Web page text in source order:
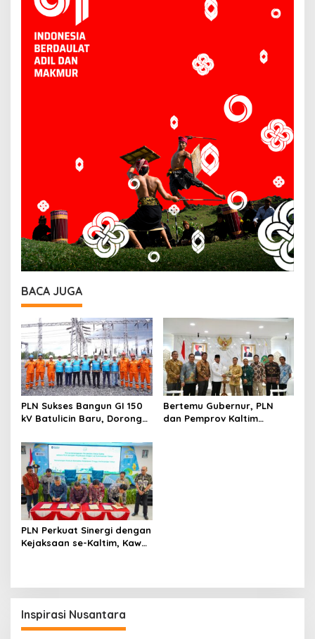
BACA JUGA
PLN Sukses Bangun GI 150
kV Batulicin Baru, Dorong
Batulicin
Bertemu Gubernur, PLN
dan Pemprov Kaltim
PLN Perkuat Sinergi dengan
Kejaksaan se-Kaltim, Kawal
Inspirasi Nusantara